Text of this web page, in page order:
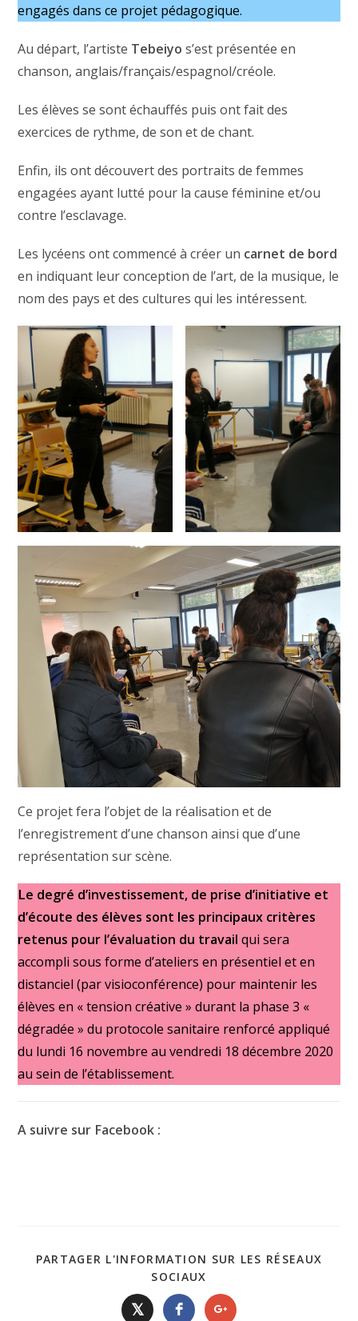
engagés dans ce projet pédagogique.
Au départ, l’artiste Tebeiyo s’est présentée en
chanson, anglais/français/espagnol/créole.
Les élèves se sont échauffés puis ont fait des
exercices de rythme, de son et de chant.
Enfin, ils ont découvert des portraits de femmes
engagées ayant lutté pour la cause féminine et/ou
contre l’esclavage.
Les lycéens ont commencé à créer un carnet de bord
en indiquant leur conception de l’art, de la musique, le
nom des pays et des cultures qui les intéressent.
Ce projet fera l’objet de la réalisation et de
l’enregistrement d’une chanson ainsi que d’une
représentation sur scène.
Le degré d’investissement, de prise d’initiative et
d’écoute des élèves sont les principaux critères
retenus pour l’évaluation du travail qui sera
accompli sous forme d’ateliers en présentiel et en
distanciel (par visioconférence) pour maintenir les
élèves en « tension créative » durant la phase 3 «
dégradée » du protocole sanitaire renforcé appliqué
du lundi 16 novembre au vendredi 18 décembre 2020
au sein de l’établissement.
A suivre sur Facebook :
PARTAGER L'INFORMATION SUR LES RÉSEAUX
SOCIAUX
𝕏